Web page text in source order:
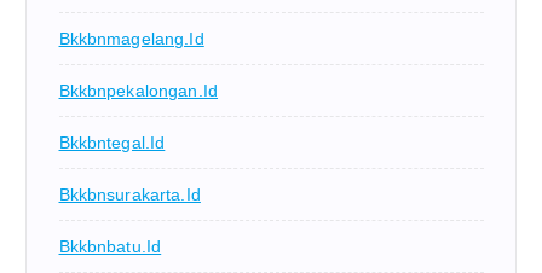
Bkkbnmagelang.id
Bkkbnpekalongan.id
Bkkbntegal.id
Bkkbnsurakarta.id
Bkkbnbatu.id